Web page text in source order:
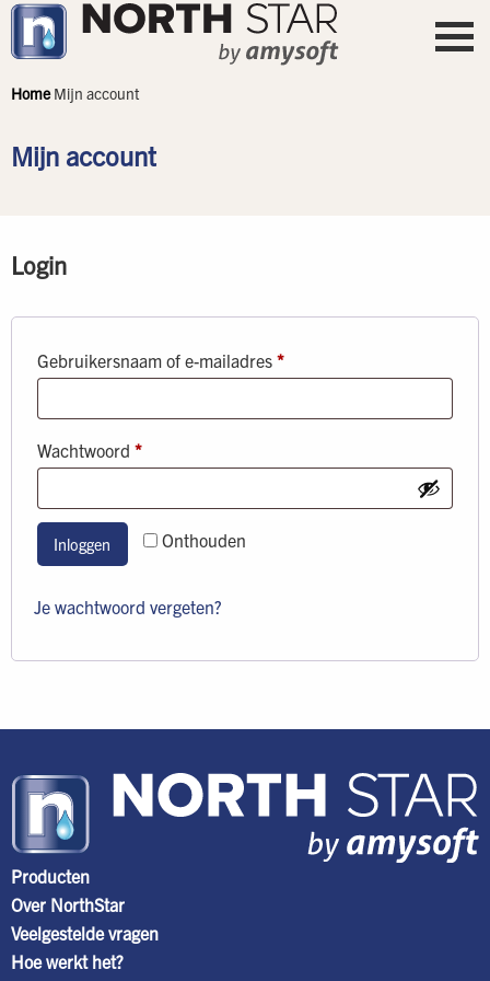
Home Mijn account
Mijn account
Login
Gebruikersnaam of e-mailadres *Vereist
Wachtwoord *Vereist
Onthouden
Inloggen
Je wachtwoord vergeten?
Producten
Over NorthStar
Veelgestelde vragen
Hoe werkt het?